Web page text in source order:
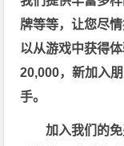
牌等等，让您尽
以从游戏中获得
20,000，新加入
手。
加入我们的